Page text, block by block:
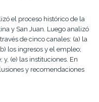
el proceso histórico de la
y San Juan. Luego analizó
de cinco canales: (a) la
los ingresos y el empleo;
(e) las instituciones. En
y recomendaciones